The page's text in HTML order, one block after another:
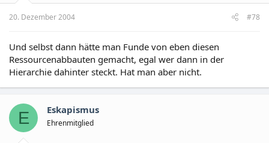
20. Dezember 2004 #78
Und selbst dann hätte man Funde von eben diesen
Ressourcenabbauten gemacht, egal wer dann in der
Hierarchie dahinter steckt. Hat man aber nicht.
E Eskapismus
Ehrenmitglied